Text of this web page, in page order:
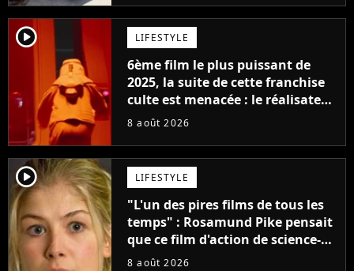
player2 LIFESTYLE
6ème film le plus puissant de
2025, la suite de cette franchise
culte est menacée : le réalisateur
claque la porte pour "différends
8 août 2026
player2 LIFESTYLE
"L'un des pires films de tous les
temps" : Rosamund Pike pensait
que ce film d'action de science-
fiction avec Dwayne Johnson
8 août 2026